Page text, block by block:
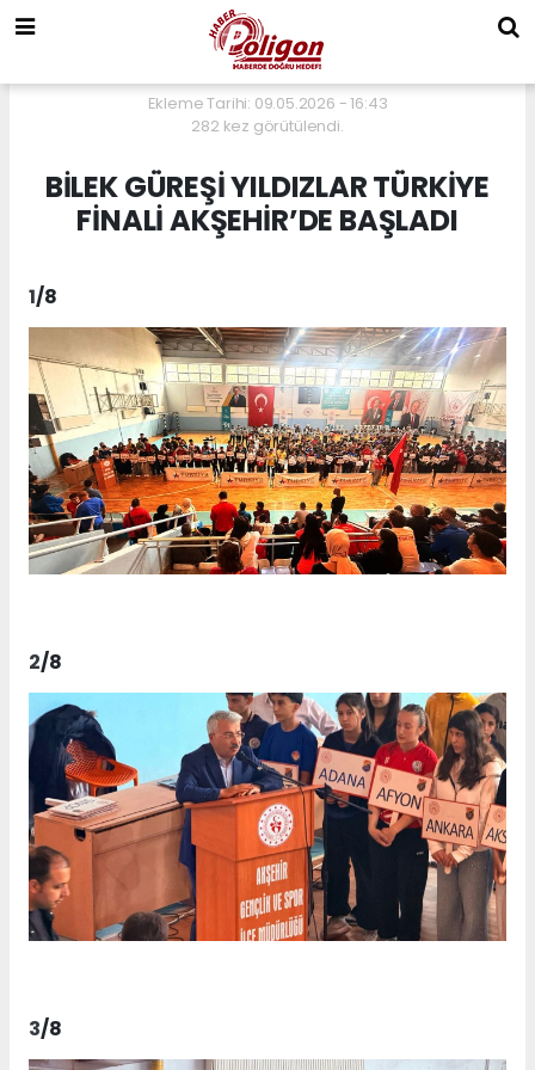
Ekleme Tarihi: 09.05.2026 - 16:43
282 kez görütülendi.
BİLEK GÜREŞİ YILDIZLAR TÜRKİYE
FİNALİ AKŞEHİR’DE BAŞLADI
1/8
2/8
3/8